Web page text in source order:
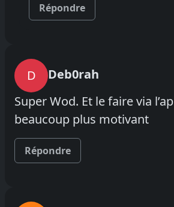
Répondre
D
Deb0rah
Super Wod. Et le faire via
beaucoup plus motivant
Répondre